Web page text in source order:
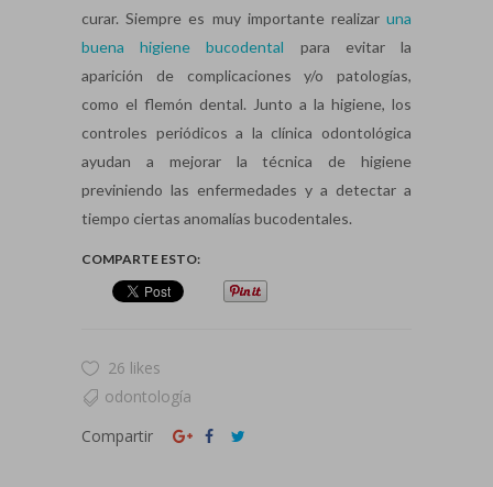
curar. Siempre es muy importante realizar una
buena higiene bucodental para evitar la
aparición de complicaciones y/o patologías,
como el flemón dental. Junto a la higiene, los
controles periódicos a la clínica odontológica
ayudan a mejorar la técnica de higiene
previniendo las enfermedades y a detectar a
tiempo ciertas anomalías bucodentales.
COMPARTE ESTO:
26 likes
odontología
Compartir